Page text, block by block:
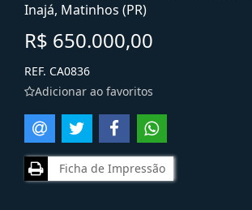
Inajá, Matinhos (PR)
R$ 650.000,00
REF. CA0836
Adicionar ao favoritos
Ficha de Impressão